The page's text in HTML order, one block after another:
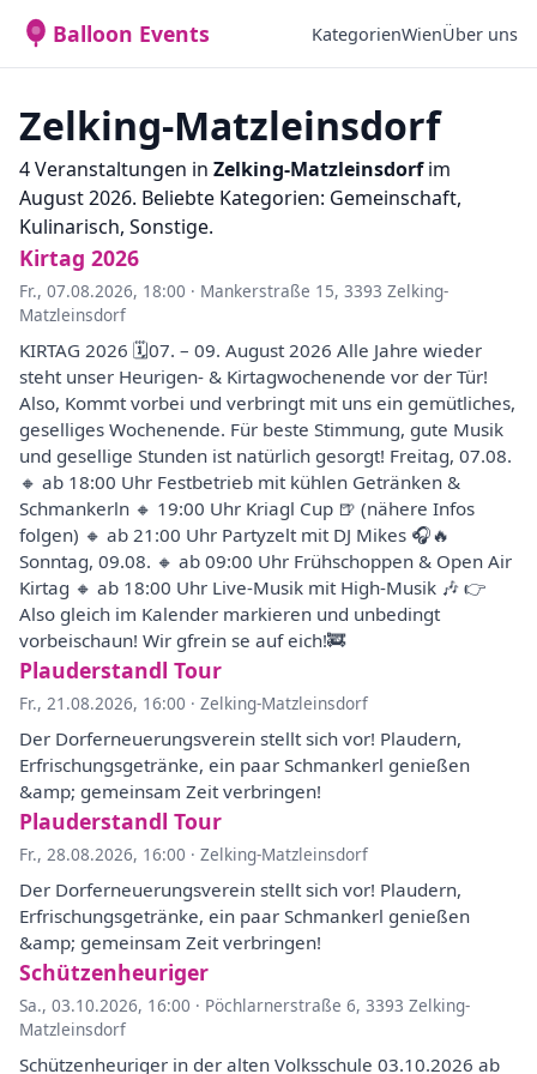
Balloon Events KategorienWienÜber uns
Zelking-Matzleinsdorf
4 Veranstaltungen in Zelking-Matzleinsdorfim
August 2026. Beliebte Kategorien: Gemeinschaft,
Kulinarisch, Sonstige.
Kirtag 2026
Fr., 07.08.2026, 18:00 · Mankerstraße 15, 3393 Zelking-
Matzleinsdorf
KIRTAG 2026 🗓️07. – 09. August 2026 Alle Jahre wieder
steht unser Heurigen- & Kirtagwochenende vor der Tür!
Also, Kommt vorbei und verbringt mit uns ein gemütliches,
geselliges Wochenende. Für beste Stimmung, gute Musik
und gesellige Stunden ist natürlich gesorgt! Freitag, 07.08.
🔸 ab 18:00 Uhr Festbetrieb mit kühlen Getränken &
Schmankerln 🔸 19:00 Uhr Kriagl Cup 🍺 (nähere Infos
folgen) 🔸 ab 21:00 Uhr Partyzelt mit DJ Mikes 🎧🔥
Sonntag, 09.08. 🔸 ab 09:00 Uhr Frühschoppen & Open Air
Kirtag 🔸 ab 18:00 Uhr Live-Musik mit High-Musik 🎶 👉
Also gleich im Kalender markieren und unbedingt
vorbeischaun! Wir gfrein se auf eich!🚒
Plauderstandl Tour
Fr., 21.08.2026, 16:00 · Zelking-Matzleinsdorf
Der Dorferneuerungsverein stellt sich vor! Plaudern,
Erfrischungsgetränke, ein paar Schmankerl genießen
&amp; gemeinsam Zeit verbringen!
Plauderstandl Tour
Fr., 28.08.2026, 16:00 · Zelking-Matzleinsdorf
Der Dorferneuerungsverein stellt sich vor! Plaudern,
Erfrischungsgetränke, ein paar Schmankerl genießen
&amp; gemeinsam Zeit verbringen!
Schützenheuriger
Sa., 03.10.2026, 16:00 · Pöchlarnerstraße 6, 3393 Zelking-
Matzleinsdorf
Schützenheuriger in der alten Volksschule 03.10.2026 ab